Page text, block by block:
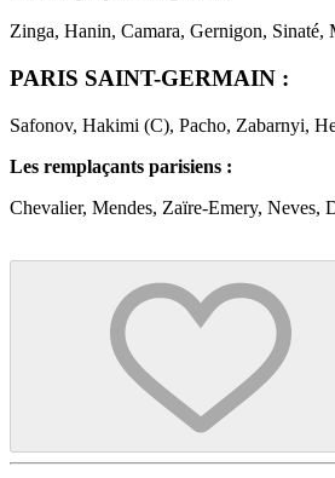
Zinga, Hanin, Camara, Gernigon,
PARIS SAINT-GERMAIN :
Safonov, Hakimi (C), Pacho, Zabarnyi,
Les remplaçants parisiens :
Chevalier, Mendes, Zaïre-Emery, Neves,